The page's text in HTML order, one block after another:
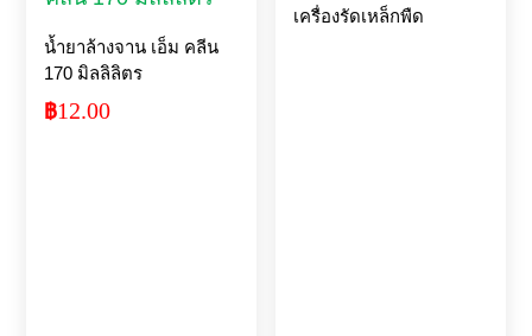
น้ำยาล้างจาน เอ็ม คลีน
170 มิลลิลิตร
฿12.00
เครื่องรัดเหล็กพืด